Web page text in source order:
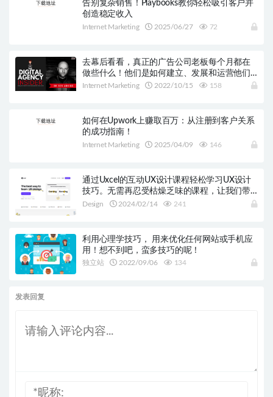
告别复杂销售！Playbooks教你轻松吸引客户并
创造稳定收入
Internet Marketing 2025/06/27 72
去幕后看看，真正的广告公司老板每个月都在
做些什么！他们是如何建立、发展和运营他们
的数字营销公司的！
Internet Marketing 2022/10/15 158
如何在Upwork上赚取百万：从注册到客户关系
的成功指南！
Internet Marketing 2025/04/09 146
通过Uxcel的互动UX设计课程轻松学习UX设计
技巧。无需再忍受枯燥乏味的课程，让我们带
你进入互动课程的新时代，打开期待已久的职
Design 2024/02/14 241
利用心理学技巧， 用来优化任何网站或手机应
用！想不到吧，蛮多技巧的呢！
独立站 2022/09/06 134
发表回复